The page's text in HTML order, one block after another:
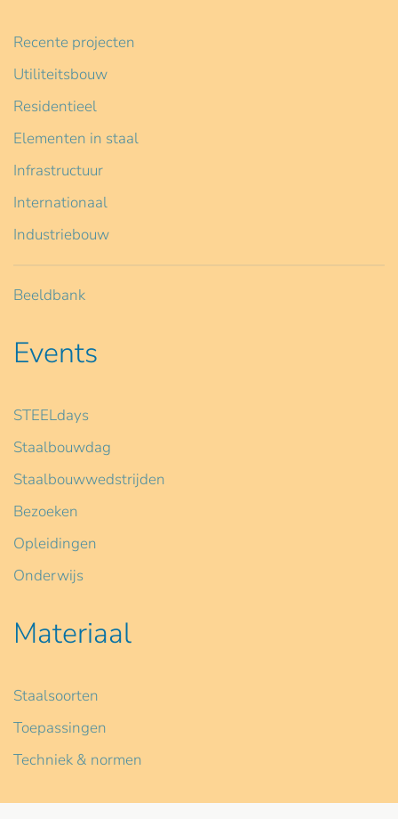
Recente projecten
Utiliteitsbouw
Residentieel
Elementen in staal
Infrastructuur
Internationaal
Industriebouw
Beeldbank
Events
STEELdays
Staalbouwdag
Staalbouwwedstrijden
Bezoeken
Opleidingen
Onderwijs
Materiaal
Staalsoorten
Toepassingen
Techniek & normen